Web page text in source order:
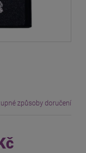
payment costs
způsoby doručení